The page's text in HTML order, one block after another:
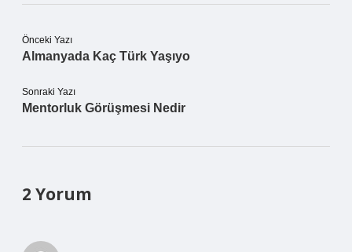
Önceki Yazı
Almanyada Kaç Türk Yaşıyo
Sonraki Yazı
Mentorluk Görüşmesi Nedir
2 Yorum